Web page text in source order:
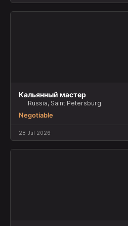
Кальянный мастер
Russia, Saint Petersburg
Negotiable
28 Jul 2026